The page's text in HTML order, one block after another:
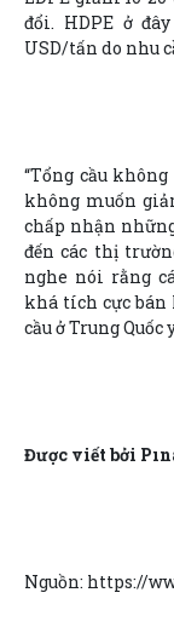
đổi. HDPE ở
USD/tấn do nhu
“Tổng cầu
không muốn
chấp nhận
đến các thị
nghe nói rằng
khá tích cực bán
cầu ở Trung Quốc
Được viết bởi
Nguồn: https://